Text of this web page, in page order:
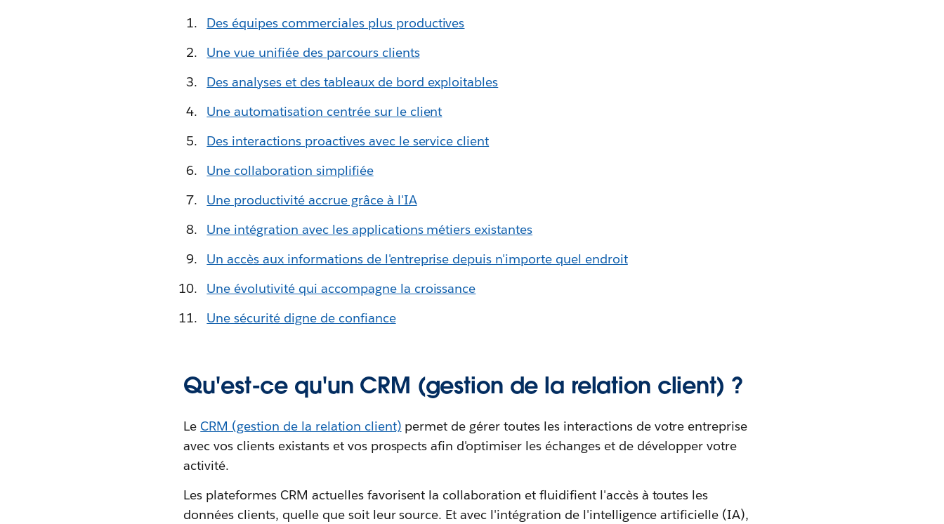
Des équipes commerciales plus productives
Une vue unifiée des parcours clients
Des analyses et des tableaux de bord exploitables
Une automatisation centrée sur le client
Des interactions proactives avec le service client
Une collaboration simplifiée
Une productivité accrue grâce à l'IA
Une intégration avec les applications métiers existantes
Un accès aux informations de l'entreprise depuis n'importe quel endroit
Une évolutivité qui accompagne la croissance
Une sécurité digne de confiance
Qu'est-ce qu'un CRM (gestion de la relation client) ?
LeCRM (gestion de la relation client) permet de gérer toutes les interactions de votre entreprise
avec vos clients existants et vos prospects afin d'optimiser les échanges et de développer votre
activité.
Les plateformes CRM actuelles favorisent la collaboration et fluidifient l'accès à toutes les
données clients, quelle que soit leur source. Et avec l'intégration de l'intelligence artificielle (IA),